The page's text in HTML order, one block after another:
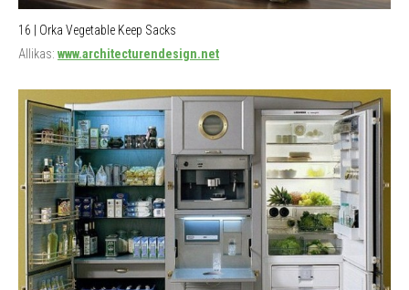
16 | Orka Vegetable Keep Sacks
Allikas: www.architecturendesign.net